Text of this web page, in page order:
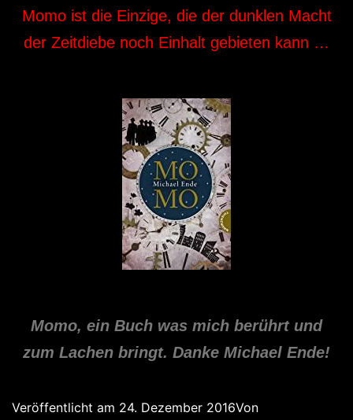
Momo ist die Einzige, die der dunklen Macht
der Zeitdiebe noch Einhalt gebieten kann …
Momo, ein Buch was mich berührt und
zum Lachen bringt. Danke Michael Ende!
Veröffentlicht am 24. Dezember 2016Von